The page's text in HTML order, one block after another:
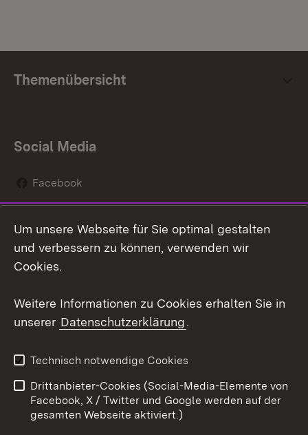
Themenübersicht
Social Media
Facebook
Social Wall
Youtube
Kontakt
Datenschutz
Barrierefreiheit
Impressum Cookies
Um unsere Webseite für Sie optimal gestalten
und verbessern zu können, verwenden wir
Cookies.
Weitere Informationen zu Cookies erhalten Sie in
unserer Datenschutzerklärung.
Technisch notwendige Cookies
Drittanbieter-Cookies (Social-Media-Elemente von
Facebook, X / Twitter und Google werden auf der
gesamten Webseite aktiviert.)